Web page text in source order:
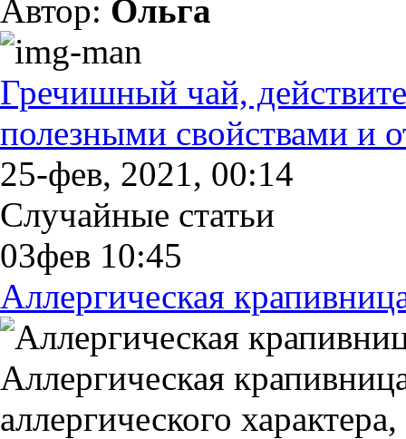
Автор: Ольга
Гречишный чай,
полезными свойствами и
25-фев, 2021, 00:14
Случайные статьи
03фев 10:45
Аллергическая
Аллергическая
аллергического характера,